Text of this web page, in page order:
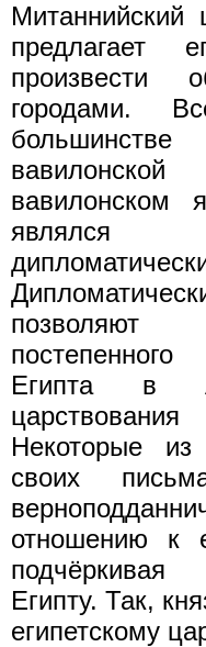
предлагает
произвести
городами.
вавилонском
являлся
позволяют
Египта в
Некоторые
своих
отношению к
Египту. Так,
египетскому